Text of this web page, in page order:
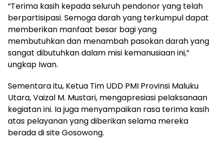
“Terima kasih kepada seluruh pendonor yang telah
berpartisipasi. Semoga darah yang terkumpul dapat
memberikan manfaat besar bagi yang
membutuhkan dan menambah pasokan darah yang
sangat dibutuhkan dalam misi kemanusiaan ini,”
ungkap Iwan.
Sementara itu, Ketua Tim UDD PMI Provinsi Maluku
Utara, Vaizal M. Mustari, mengapresiasi pelaksanaan
kegiatan ini. Ia juga menyampaikan rasa terima kasih
atas pelayanan yang diberikan selama mereka
berada di site Gosowong.